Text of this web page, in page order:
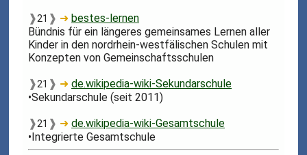
❱21 ❱ ➜bestes-lernen
Bündnis für ein längeres gemeinsames Lernen aller
Kinder in den nordrhein-west­fälischen Schulen mit
Konzepten von Gemeinschaftsschulen
❱21 ❱ ➜de.wikipedia-wiki-Sekundarschule
•Sekundarschule (seit 2011)
❱21 ❱ ➜de.wikipedia-wiki-Gesamtschule
•Integrierte Gesamtschule